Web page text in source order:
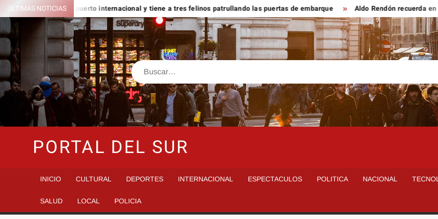
Saltar
al
contenido
ÚLTIMAS NOTICIAS
en un aeropuerto internacional y tiene a tres felinos patrullando las puertas de embarque Aldo Rendón recuerda en ‘La
Buscar
PORTAL DEL SUR
INICIO CULTURAL DEPORTES INTERNACIONAL ESPECTACULOS POLITICA NACIONAL
SALUD LOCAL POLICIA